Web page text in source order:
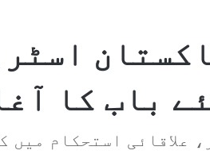
باب کا
علاقائی استحکام میں